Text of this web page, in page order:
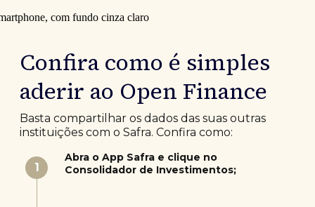
Confira como é simples
aderir ao Open Finance
Basta compartilhar os dados das suas outras
instituições com o Safra. Confira como:
1
Abra o App Safra e clique no
Consolidador de Investimentos;